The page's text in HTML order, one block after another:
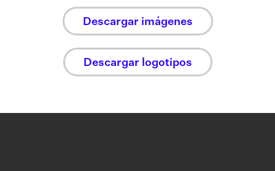
Descargar imágenes
Descargar logotipos